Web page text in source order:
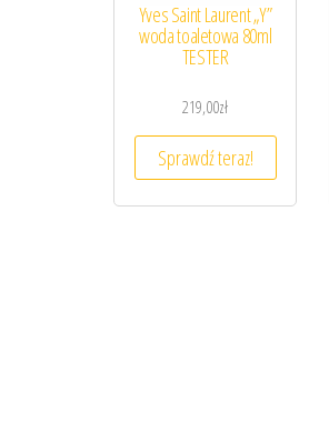
Yves Saint Laurent „Y”
woda toaletowa 80ml
TESTER
219,00zł
Sprawdź teraz!